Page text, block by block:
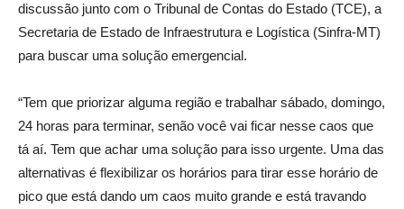
discussão junto com o Tribunal de Contas do Estado (TCE), a
Secretaria de Estado de Infraestrutura e Logística (Sinfra-MT)
para buscar uma solução emergencial.
“Tem que priorizar alguma região e trabalhar sábado, domingo,
24 horas para terminar, senão você vai ficar nesse caos que
tá aí. Tem que achar uma solução para isso urgente. Uma das
alternativas é flexibilizar os horários para tirar esse horário de
pico que está dando um caos muito grande e está travando